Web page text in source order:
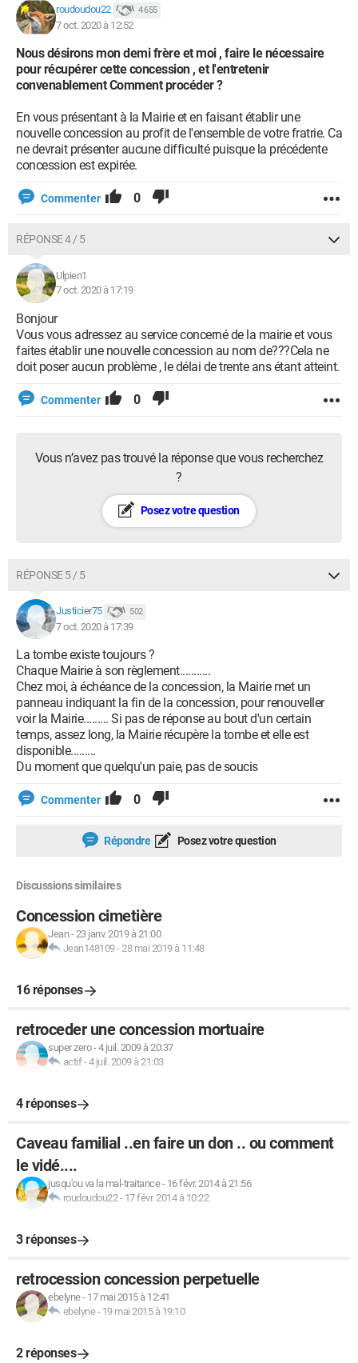
roudoudou22 4 655
7 oct. 2020 à 12:52
Nous désirons mon demi frère et moi , faire le nécessaire
pour récupérer cette concession , et l'entretenir
convenablement Comment procéder ?
En vous présentant à la Mairie et en faisant établir une
nouvelle concession au profit de l'ensemble de votre fratrie. Ca
ne devrait présenter aucune difficulté puisque la précédente
concession est expirée.
Commenter 0
RÉPONSE 4 / 5
Ulpien1
7 oct. 2020 à 17:19
Bonjour
Vous vous adressez au service concerné de la mairie et vous
faites établir une nouvelle concession au nom de???Cela ne
doit poser aucun problème , le délai de trente ans étant atteint.
Commenter 0
Vous n’avez pas trouvé la réponse que vous recherchez
?
Posez votre question
RÉPONSE 5 / 5
Justicier75 502
7 oct. 2020 à 17:39
La tombe existe toujours ?
Chaque Mairie à son règlement...........
Chez moi, à échéance de la concession, la Mairie met un
panneau indiquant la fin de la concession, pour renouveller
voir la Mairie......... Si pas de réponse au bout d'un certain
temps, assez long, la Mairie récupère la tombe et elle est
disponible.........
Du moment que quelqu'un paie, pas de soucis
Commenter 0
Répondre Posez votre question
Discussions similaires
Concession cimetière
Jean-23 janv. 2019 à 21:00
Jean148109-28 mai 2019 à 11:48
16 réponses
retroceder une concession mortuaire
super zero-4 juil. 2009 à 20:37
actif-4 juil. 2009 à 21:03
4 réponses
Caveau familial ..en faire un don .. ou comment
le vidé....
jusqu'ou va la mal-traitance- 16 févr. 2014 à 21:56
roudoudou22- 17 févr. 2014 à 10:22
3 réponses
retrocession concession perpetuelle
ebelyne- 17 mai 2015 à 12:41
ebelyne- 19 mai 2015 à 19:10
2 réponses